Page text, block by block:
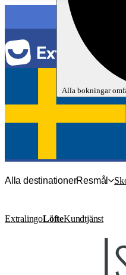
Alla bokningar
Alla destinationerResmål
ExtralingoLöfteKundtjänst